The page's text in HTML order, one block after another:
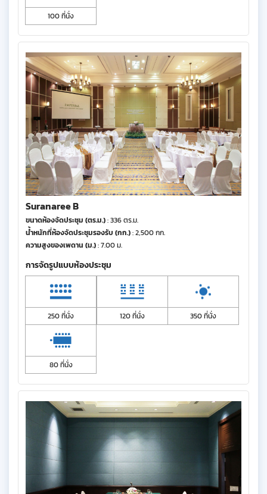
100 ที่นั่ง
Suranaree B
ขนาดห้องจัดประชุม (ตร.ม.): 336 ตร.ม.
น้ำหนักที่ห้องจัดประชุมรองรับ (กก.): 2,500 กก.
ความสูงของเพดาน (ม.): 7.00 ม.
การจัดรูปแบบห้องประชุม
250 ที่นั่ง 120 ที่นั่ง 350 ที่นั่ง
80 ที่นั่ง